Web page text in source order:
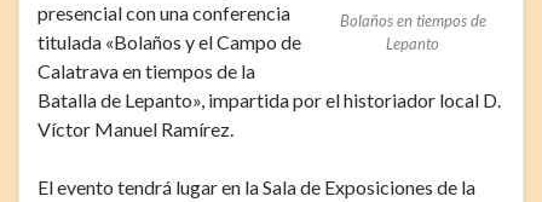
Bolaños en tiempos de
Lepanto
presencial con una conferencia
titulada «Bolaños y el Campo de
Calatrava en tiempos de la
Batalla de Lepanto», impartida por el historiador local D.
Víctor Manuel Ramírez.
El evento tendrá lugar en la Sala de Exposiciones de la